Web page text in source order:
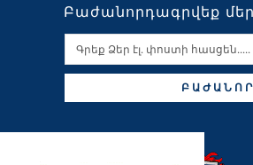
Բաժանորդագրվեք մեր